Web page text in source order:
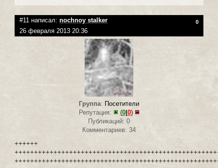
#11 написал: nochnoy stalker 0
26 февраля 2013 20:36
Группа: Посетители
Репутация:
(0| 0)
Публикаций: 0
Комментариев: 34
++++++